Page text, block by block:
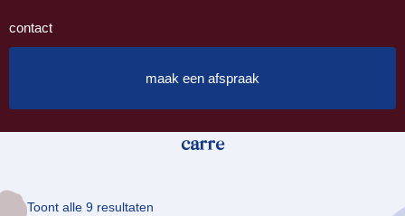
contact
maak een afspraak
carre
Toont alle 9 resultaten